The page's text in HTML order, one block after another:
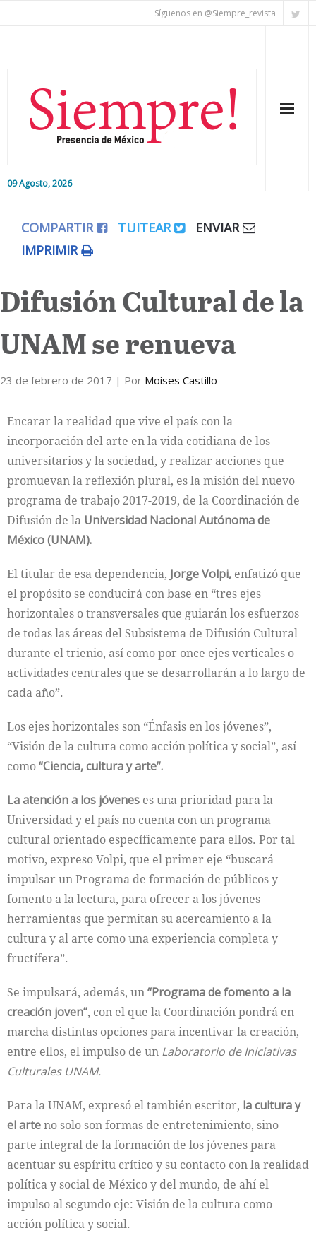
Síguenos en @Siempre_revista
09 Agosto, 2026
Editorial
Colaboradores
Internacional
Cultura
COMPARTIR TUITEAR
ENVIAR
IMPRIMIR
Difusión Cultural de la
UNAM se renueva
23 de febrero de 2017 | Por Moises Castillo
Encarar la realidad que vive el país con la
incorporación del arte en la vida cotidiana de los
universitarios y la sociedad, y realizar acciones que
promuevan la reflexión plural, es la misión del nuevo
programa de trabajo 2017-2019, de la Coordinación de
Difusión de la Universidad Nacional Autónoma de
México (UNAM).
El titular de esa dependencia, Jorge Volpi, enfatizó que
el propósito se conducirá con base en “tres ejes
horizontales o transversales que guiarán los esfuerzos
de todas las áreas del Subsistema de Difusión Cultural
durante el trienio, así como por once ejes verticales o
actividades centrales que se desarrollarán a lo largo de
cada año”.
Los ejes horizontales son “Énfasis en los jóvenes”,
“Visión de la cultura como acción política y social”, así
como“Ciencia, cultura y arte”.
La atención a los jóvenes es una prioridad para la
Universidad y el país no cuenta con un programa
cultural orientado específicamente para ellos. Por tal
motivo, expreso Volpi, que el primer eje “buscará
impulsar un Programa de formación de públicos y
fomento a la lectura, para ofrecer a los jóvenes
herramientas que permitan su acercamiento a la
cultura y al arte como una experiencia completa y
fructífera”.
Se impulsará, además, un“Programa de fomento a la
creación joven”, con el que la Coordinación pondrá en
marcha distintas opciones para incentivar la creación,
entre ellos, el impulso de un Laboratorio de Iniciativas
Culturales UNAM.
Para la UNAM, expresó el también escritor, la cultura y
el arteno solo son formas de entretenimiento, sino
parte integral de la formación de los jóvenes para
acentuar su espíritu crítico y su contacto con la realidad
política y social de México y del mundo, de ahí el
impulso al segundo eje: Visión de la cultura como
acción política y social.